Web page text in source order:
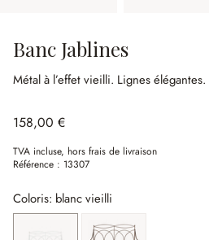
Banc Jablines
Métal à l’effet vieilli. Lignes élégantes.
158,00 €
TVA incluse, hors frais de livraison
Référence : 13307
Coloris: blanc vieilli